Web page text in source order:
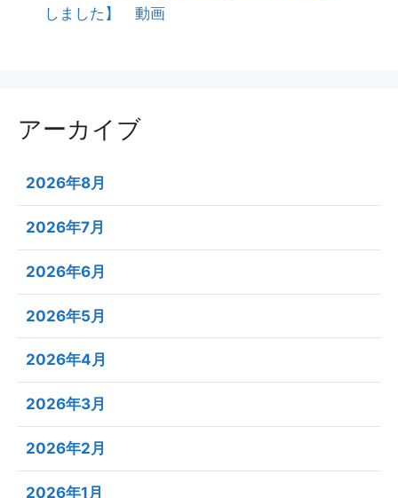
しました】 動画
アーカイブ
2026年8月
2026年7月
2026年6月
2026年5月
2026年4月
2026年3月
2026年2月
2026年1月